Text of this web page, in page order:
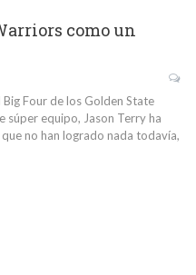
como un
Four de los Golden State
súper equipo, Jason Terry ha
no han logrado nada todavía,